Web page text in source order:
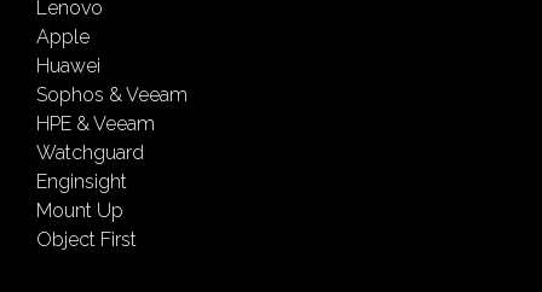
Lenovo
Apple
Huawei
Sophos & Veeam
HPE & Veeam
Watchguard
Enginsight
Mount Up
Object First